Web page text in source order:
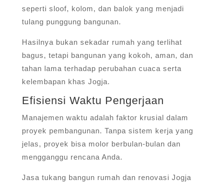
seperti sloof, kolom, dan balok yang menjadi
tulang punggung bangunan.
Hasilnya bukan sekadar rumah yang terlihat
bagus, tetapi bangunan yang kokoh, aman, dan
tahan lama terhadap perubahan cuaca serta
kelembapan khas Jogja.
Efisiensi Waktu Pengerjaan
Manajemen waktu adalah faktor krusial dalam
proyek pembangunan. Tanpa sistem kerja yang
jelas, proyek bisa molor berbulan-bulan dan
mengganggu rencana Anda.
Jasa tukang bangun rumah dan renovasi Jogja